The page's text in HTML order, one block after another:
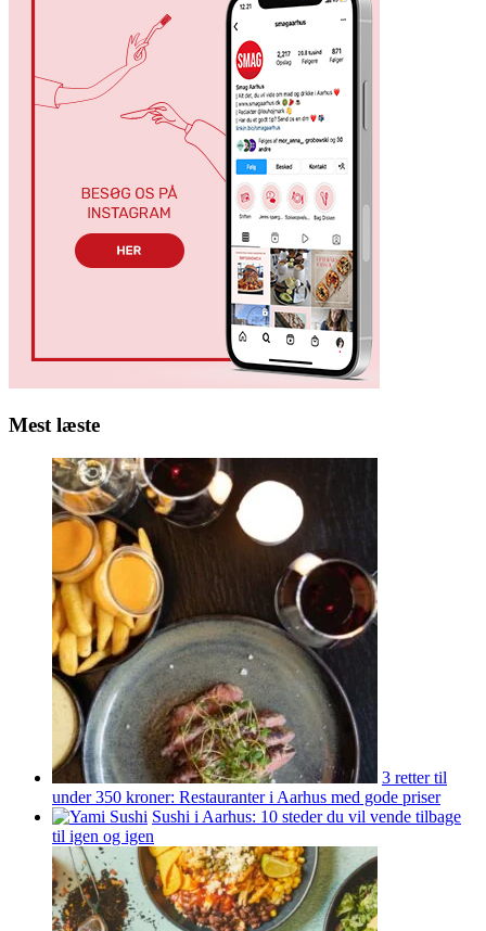
Mest læste
3 retter til
under 350 kroner: Restauranter i Aarhus med gode priser
Sushi i Aarhus: 10 steder du vil vende tilbage
til igen og igen